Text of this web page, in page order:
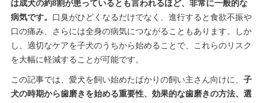
は成犬の約8割が患っているとも言われるほど、非常に一般的な
病気です。
口臭がひどくなるだけでなく、進行すると食欲不振や
口の痛み、さらには全身の病気につながることもあります。しか
し、適切なケアを子犬のうちから始めることで、これらのリスク
を大幅に軽減することが可能です。
この記事では、愛犬を飼い始めたばかりの飼い主さん向けに、 子
犬の時期から歯磨きを始める重要性、効果的な歯磨きの方法、選